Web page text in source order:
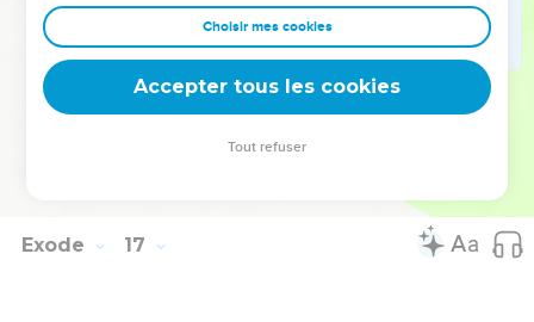
Suivant l'ordre donné par l'Eternel à Moïse, Aaron le
déposa devant le témoignage afin qu'il soit conservé.
Les Israélites mangèrent de la manne pendant 40 ans,
jusqu'à leur arrivée dans un pays habité. Ils mangèrent de la
Exode 17
Choisir mes cookies
Accepter tous les cookies
Tout refuser